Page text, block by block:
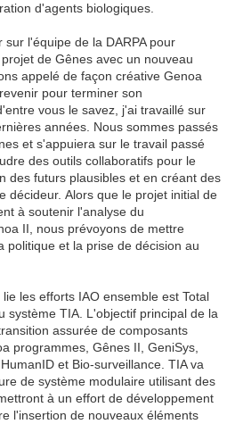
d'agents biologiques.
l'équipe de la DARPA pour
de Gênes avec un nouveau
appelé de façon créative Genoa
pour terminer son
vous le savez, j'ai travaillé sur
années. Nous sommes passés
et s'appuiera sur le travail passé
des outils collaboratifs pour le
des futurs plausibles et en créant des
décideur. Alors que le projet initial de
à soutenir l'analyse du
II, nous prévoyons de mettre
politique et la prise de décision au
les efforts IAO ensemble est Total
système TIA. L'objectif principal de la
assurée de composants
programmes, Gênes II, GeniSys,
et Bio-surveillance. TIA va
de système modulaire utilisant des
à un effort de développement
l'insertion de nouveaux éléments